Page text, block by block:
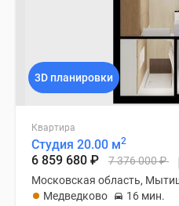
3D планировки
Квартира
Студия 20.00 м2
6 859 680 ₽ 7 376 000₽
Московская область,
Медведково
16 мин.